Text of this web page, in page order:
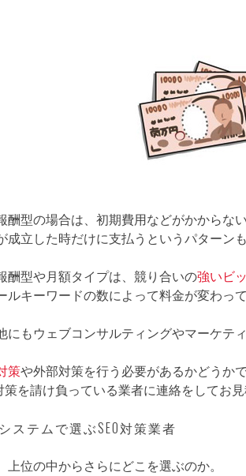
酬型の場合は、初期費用などがかからな
成立した時だけに支払うというパターンも
酬型や月額タイプは、競り合いの強いビ
ルキーワードの数によって料金が変わっ
にもウェブコンサルティングやマーケテ
策や外部対策を行う必要があるかどうか
策を請け負っている業者に連絡をしてお
ステムで選ぶSEO対策業者
上位の中からさらにどこを選ぶのか。